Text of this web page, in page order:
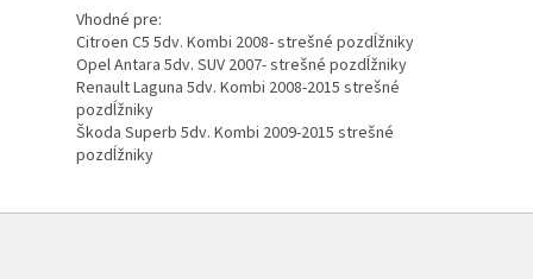
Vhodné pre:
Citroen C5 5dv. Kombi 2008- strešné pozdĺžniky
Opel Antara 5dv. SUV 2007- strešné pozdĺžniky
Renault Laguna 5dv. Kombi 2008-2015 strešné
pozdĺžniky
Škoda Superb 5dv. Kombi 2009-2015 strešné
pozdĺžniky